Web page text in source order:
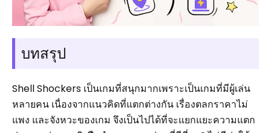
บทสรุป
Shell Shockers เป็นเกมที่สนุกมากเพราะเป็นเกมที่มีผู้เล่น
หลายคน เนื่องจากแนวคิดที่แตกต่างกัน เรื่องตลกราคาไม่
แพง และจังหวะของเกม จึงเป็นไปได้ที่จะแยกแยะความแตก